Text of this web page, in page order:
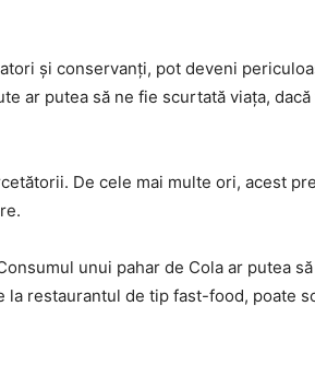
și conservanți, pot deveni
ar putea să ne fie scurtată viața, dacă
De cele mai multe ori, acest
unui pahar de Cola ar putea
la restaurantul de tip fast-food, poate